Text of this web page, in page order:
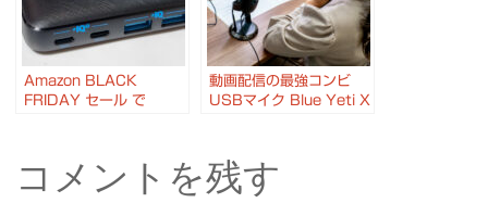
Amazon BLACK
FRIDAY セール で
動画配信の最強コンビ
USBマイク Blue Yeti X
コメントを残す